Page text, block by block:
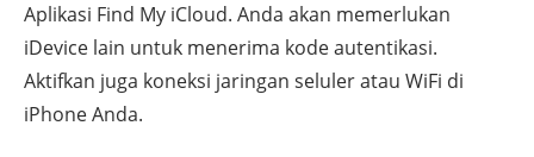
Aplikasi Find My iCloud. Anda akan memerlukan
iDevice lain untuk menerima kode autentikasi.
Aktifkan juga koneksi jaringan seluler atau WiFi di
iPhone Anda.